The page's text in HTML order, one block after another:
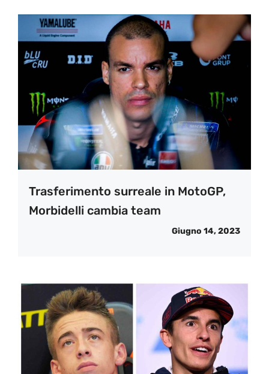
Trasferimento surreale in MotoGP,
Morbidelli cambia team
Giugno 14, 2023